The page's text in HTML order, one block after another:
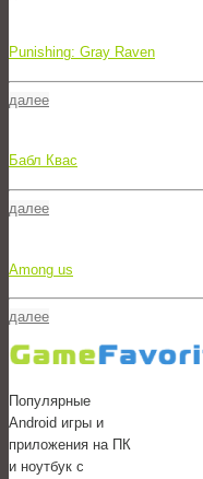
Punishing: Gray Raven
далее
Бабл Квас
далее
Among us
далее
Популярные
Android игры и
приложения на ПК
и ноутбук с